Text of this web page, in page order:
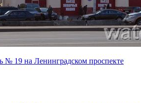
№ 19 на Ленинградском проспекте